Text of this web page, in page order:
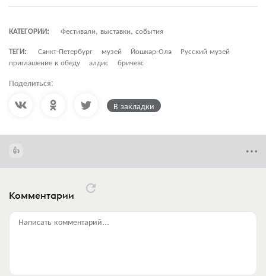
КАТЕГОРИИ:
Фестивали, выставки, события
ТЕГИ:
Санкт-Петербург музей Йошкар-Ола
Русский музей
приглашение к обеду
алдис бричевс
Поделиться:
В закладки
Комментарии
Написать комментарий...